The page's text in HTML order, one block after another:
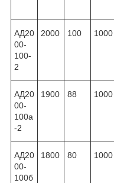
АД20
00-
100-
2
2000 100 1000
АД20
00-
100а
-2
1900 88 1000
АД20
00-
100б
1800 80 1000